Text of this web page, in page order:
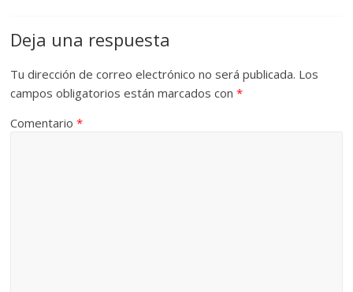
Deja una respuesta
Tu dirección de correo electrónico no será publicada. Los
campos obligatorios están marcados con*
Comentario*